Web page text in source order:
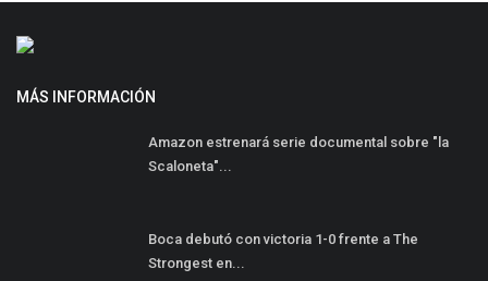
MÁS INFORMACIÓN
Amazon estrenará serie documental sobre "la
Scaloneta"...
Boca debutó con victoria 1-0 frente a The
Strongest en...